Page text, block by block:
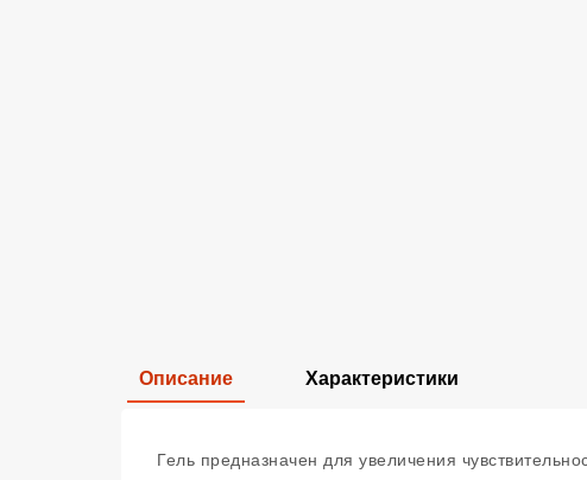
Описание Характеристики
Гель предназначен для увеличения